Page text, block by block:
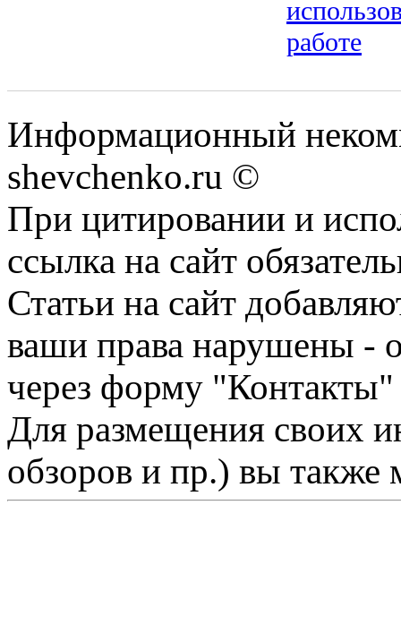
работе
Информационный
shevchenko.ru ©
При цитировании и
ссылка на сайт
Статьи на сайт
ваши права нарушены -
через форму "Контакты"
Для размещения своих
обзоров и пр.) вы также